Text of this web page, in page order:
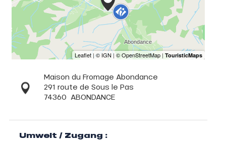
Maison du Fromage Abondance
291 route de Sous le Pas
74360 ABONDANCE
Umwelt / Zugang :